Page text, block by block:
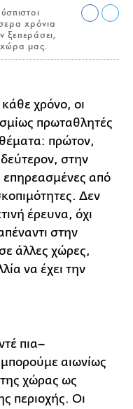
χρόνια
ξεπεράσει,
χώρα μας.
κάθε χρόνο, οι
πρωταθλητές
θέματα: πρώτον,
στην
επηρεασμένες από
Δεν
έρευνα, όχι
στην
άλλες χώρες,
να έχει την
πια–
αιωνίως
χώρας ως
περιοχής. Οι